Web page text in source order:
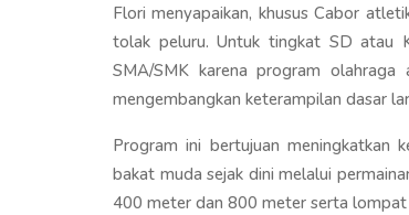
Flori menyapaikan, khusus Cabor
tolak peluru. Untuk tingkat SD atau
SMA/SMK karena program
mengembangkan keterampilan dasar
Program ini bertujuan meningkatkan
bakat muda sejak dini melalui
400 meter dan 800 meter serta lompat